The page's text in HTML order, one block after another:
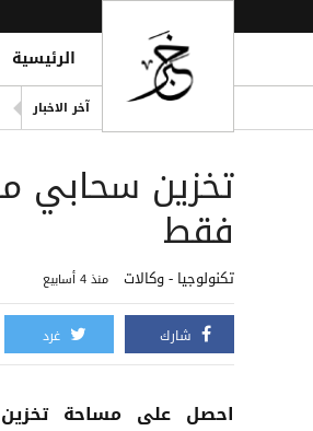
الرئيسية
آخر الاخبار
فقط
تكنولوجيا - وكالات منذ 4 أسابيع
شارك غرد